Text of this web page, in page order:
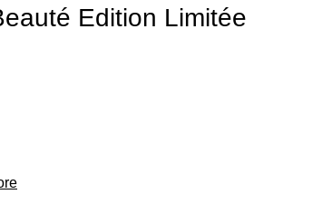
Edition Limitée